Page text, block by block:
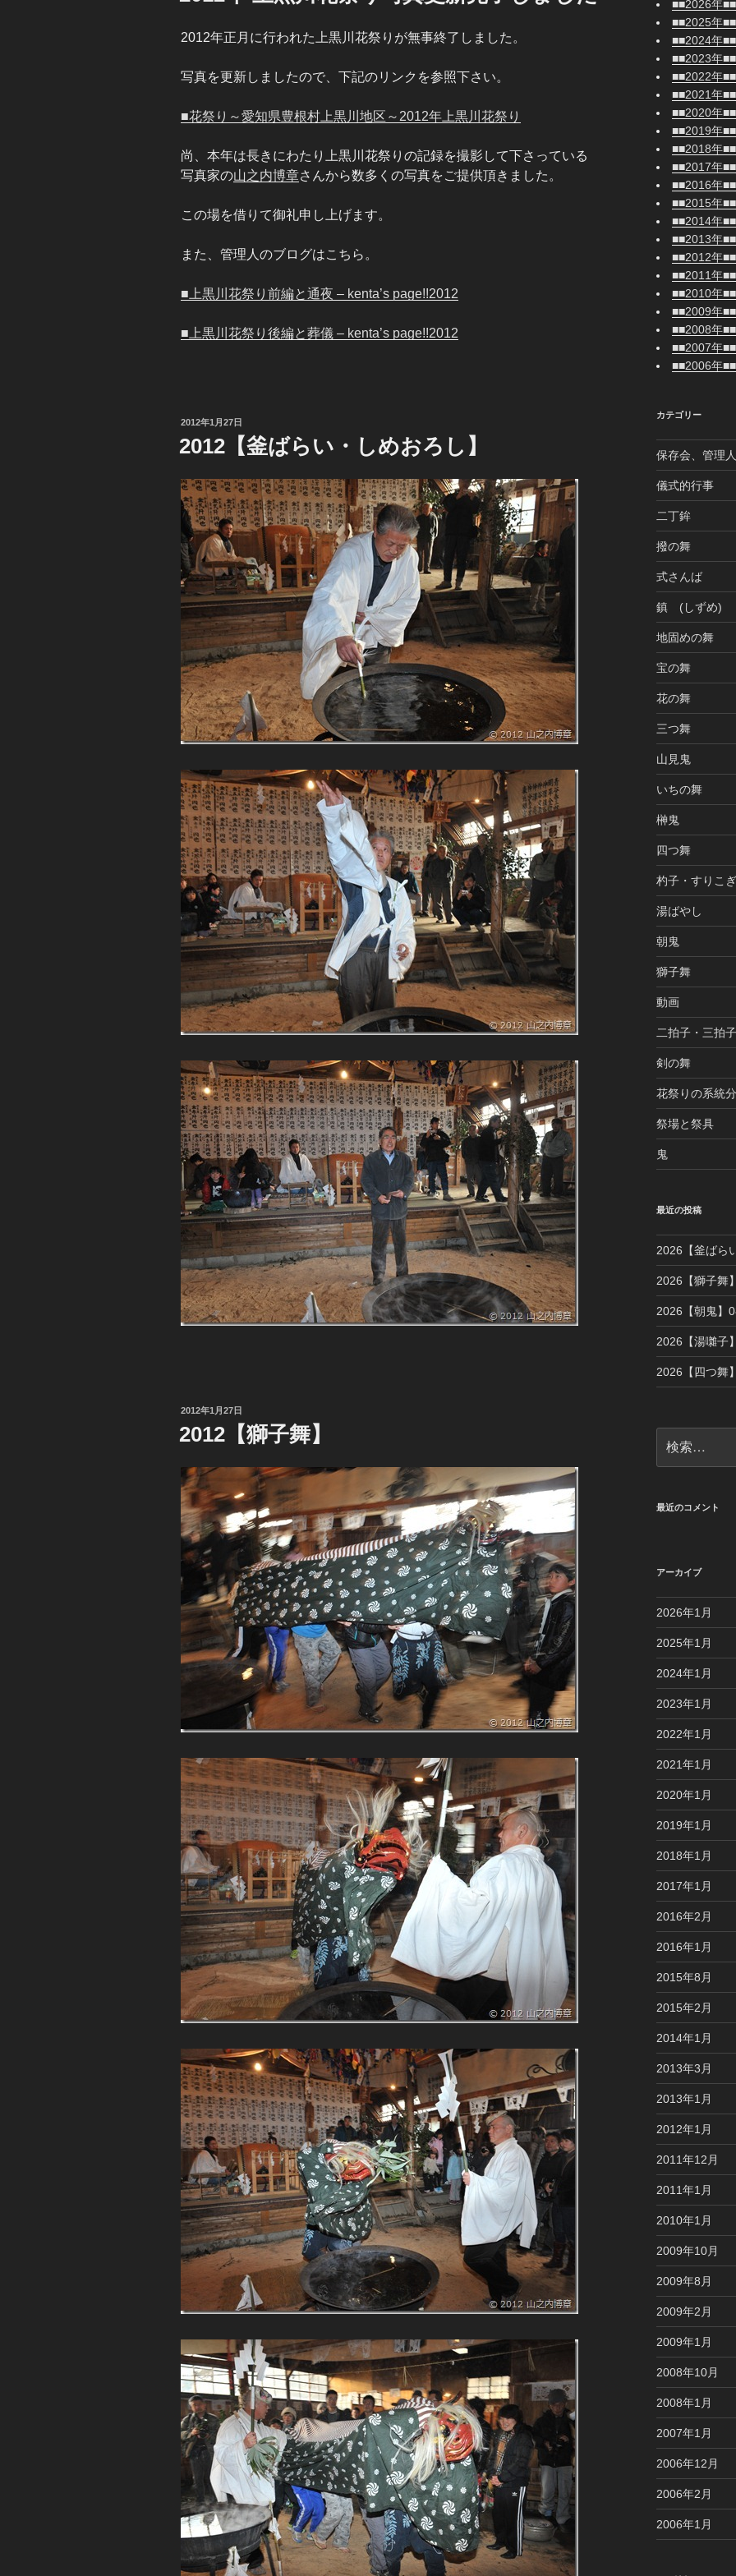
2012年正月に行われた上黒川花祭りが無事終了しました。
写真を更新しましたので、下記のリンクを参照下さい。
■花祭り～愛知県豊根村上黒川地区～2012年上黒川花祭り
尚、本年は長きにわたり上黒川花祭りの記録を撮影して下さっている
写真家の山之内博章さんから数多くの写真をご提供頂きました。
この場を借りて御礼申し上げます。
また、管理人のブログはこちら。
■上黒川花祭り前編と通夜 – kenta’s page!!2012
■上黒川花祭り後編と葬儀 – kenta’s page!!2012
投
日:
2012年1月27日
2012【釜ばらい・しめおろし】
投
日:
2012年1月27日
2012【獅子舞】
■■2026年■■
■■2025年■■
■■2024年■■
■■2023年■■
■■2022年■■
■■2021年■■
■■2020年■■
■■2019年■■
■■2018年■■
■■2017年■■
■■2016年■■
■■2015年■■
■■2014年■■
■■2013年■■
■■2012年■■
■■2011年■■
■■2010年■■
■■2009年■■
■■2008年■■
■■2007年■■
■■2006年■■
カテゴリー
保存会、管理
儀式的行事
二丁鉾
撥の舞
式さんば
鎮 (しずめ)
地固めの舞
宝の舞
花の舞
三つ舞
山見鬼
いちの舞
榊鬼
四つ舞
杓子・すりこ
湯ばやし
朝鬼
獅子舞
動画
二拍子・三拍
剣の舞
花祭りの系統
祭場と祭具
鬼
最近の投稿
2026【釜ばら
2026【獅子舞
2026【朝鬼】
2026【湯囃子
2026【四つ舞
索:
最近のコメント
アーカイブ
2026年1月
2025年1月
2024年1月
2023年1月
2022年1月
2021年1月
2020年1月
2019年1月
2018年1月
2017年1月
2016年2月
2016年1月
2015年8月
2015年2月
2014年1月
2013年3月
2013年1月
2012年1月
2011年12月
2011年1月
2010年1月
2009年10月
2009年8月
2009年2月
2009年1月
2008年10月
2008年1月
2007年1月
2006年12月
2006年2月
2006年1月